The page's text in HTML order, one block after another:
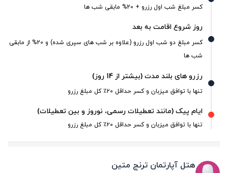
کسر مبلغ شب اول رزرو + 20% مابقی شب ها
روز شروع اقامت به بعد
کسر مبلغ دو شب اول رزرو (علاوه بر شب های سپری شده) و 20% از مابقی
شب ها
رزرو های بلند مدت (بیشتر از 14 روز)
تنها با توافق میزبان و کسر حداقل ۲۰٪ کل مبلغ رزرو
ایام پیک (مانند تعطیلات رسمی، نوروز و بین تعطیلات)
تنها با توافق میزبان و کسر حداقل ۲۰٪ کل مبلغ رزرو
هتل آپارتمان ترنج متین